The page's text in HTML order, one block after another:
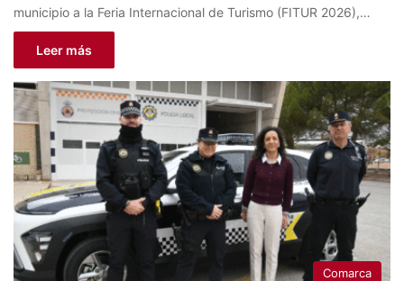
municipio a la Feria Internacional de Turismo (FITUR 2026),…
Leer más
Comarca